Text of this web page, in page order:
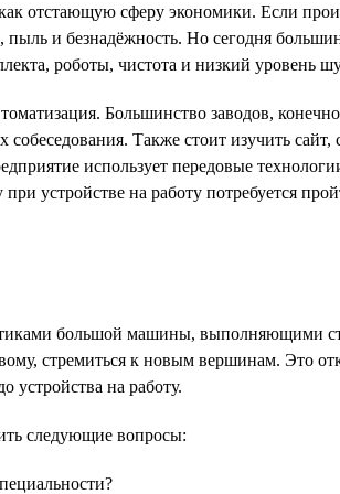
отстающую сферу экономики. Если
и безнадёжность. Но сегодня
роботы, чистота и низкий уровень
Большинство заводов,
Также стоит изучить
использует передовые
устройстве на работу потребуется
большой машины, выполняющими
стремиться к новым вершинам. Это
устройства на работу.
следующие вопросы: